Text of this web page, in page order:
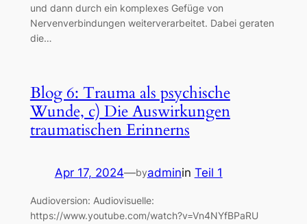
und dann durch ein komplexes Gefüge von
Nervenverbindungen weiterverarbeitet. Dabei geraten
die…
Blog 6: Trauma als psychische
Wunde, c) Die Auswirkungen
traumatischen Erinnerns
Apr 17, 2024—byadminin Teil 1
Audioversion: Audiovisuelle:
https://www.youtube.com/watch?v=Vn4NYfBPaRU